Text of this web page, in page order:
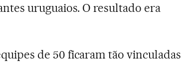
uruguaios. O resultado era
de 50 ficaram tão vinculadas